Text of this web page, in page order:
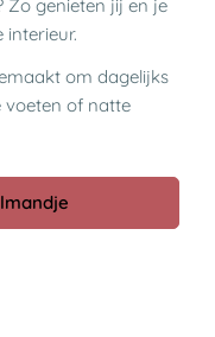
Zo genieten jij en je
om dagelijks
voeten of natte